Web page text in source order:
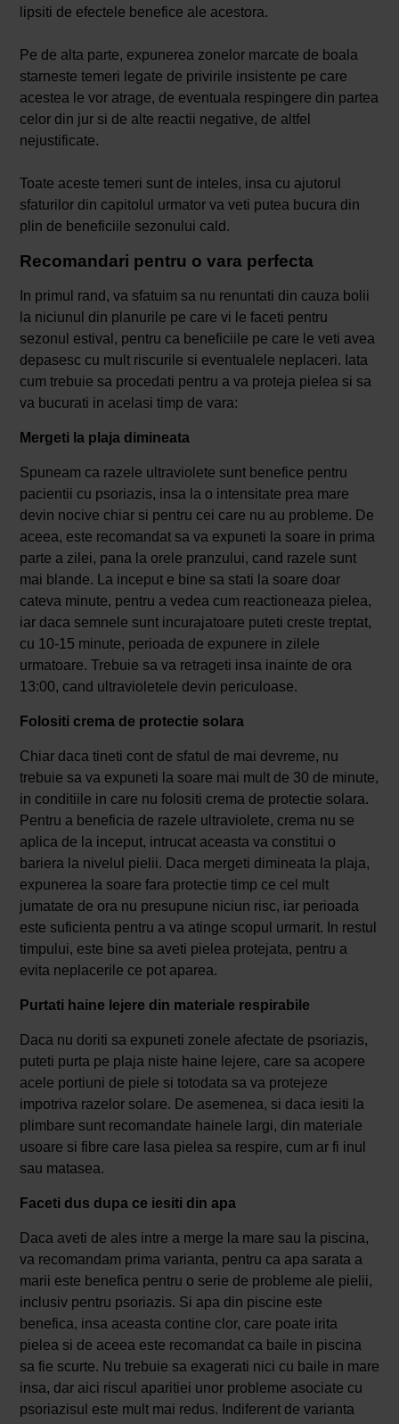
lipsiti de efectele benefice ale acestora.
Pe de alta parte, expunerea zonelor marcate de boala
starneste temeri legate de privirile insistente pe care
acestea le vor atrage, de eventuala respingere din partea
celor din jur si de alte reactii negative, de altfel
nejustificate.
Toate aceste temeri sunt de inteles, insa cu ajutorul
sfaturilor din capitolul urmator va veti putea bucura din
plin de beneficiile sezonului cald.
Recomandari pentru o vara perfecta
In primul rand, va sfatuim sa nu renuntati din cauza bolii
la niciunul din planurile pe care vi le faceti pentru
sezonul estival, pentru ca beneficiile pe care le veti avea
depasesc cu mult riscurile si eventualele neplaceri. Iata
cum trebuie sa procedati pentru a va proteja pielea si sa
va bucurati in acelasi timp de vara:
Mergeti la plaja dimineata
Spuneam ca razele ultraviolete sunt benefice pentru
pacientii cu psoriazis, insa la o intensitate prea mare
devin nocive chiar si pentru cei care nu au probleme. De
aceea, este recomandat sa va expuneti la soare in prima
parte a zilei, pana la orele pranzului, cand razele sunt
mai blande. La inceput e bine sa stati la soare doar
cateva minute, pentru a vedea cum reactioneaza pielea,
iar daca semnele sunt incurajatoare puteti creste treptat,
cu 10-15 minute, perioada de expunere in zilele
urmatoare. Trebuie sa va retrageti insa inainte de ora
13:00, cand ultravioletele devin periculoase.
Folositi crema de protectie solara
Chiar daca tineti cont de sfatul de mai devreme, nu
trebuie sa va expuneti la soare mai mult de 30 de minute,
in conditiile in care nu folositi crema de protectie solara.
Pentru a beneficia de razele ultraviolete, crema nu se
aplica de la inceput, intrucat aceasta va constitui o
bariera la nivelul pielii. Daca mergeti dimineata la plaja,
expunerea la soare fara protectie timp ce cel mult
jumatate de ora nu presupune niciun risc, iar perioada
este suficienta pentru a va atinge scopul urmarit. In restul
timpului, este bine sa aveti pielea protejata, pentru a
evita neplacerile ce pot aparea.
Purtati haine lejere din materiale respirabile
Daca nu doriti sa expuneti zonele afectate de psoriazis,
puteti purta pe plaja niste haine lejere, care sa acopere
acele portiuni de piele si totodata sa va protejeze
impotriva razelor solare. De asemenea, si daca iesiti la
plimbare sunt recomandate hainele largi, din materiale
usoare si fibre care lasa pielea sa respire, cum ar fi inul
sau matasea.
Faceti dus dupa ce iesiti din apa
Daca aveti de ales intre a merge la mare sau la piscina,
va recomandam prima varianta, pentru ca apa sarata a
marii este benefica pentru o serie de probleme ale pielii,
inclusiv pentru psoriazis. Si apa din piscine este
benefica, insa aceasta contine clor, care poate irita
pielea si de aceea este recomandat ca baile in piscina
sa fie scurte. Nu trebuie sa exagerati nici cu baile in mare
insa, dar aici riscul aparitiei unor probleme asociate cu
psoriazisul este mult mai redus. Indiferent de varianta